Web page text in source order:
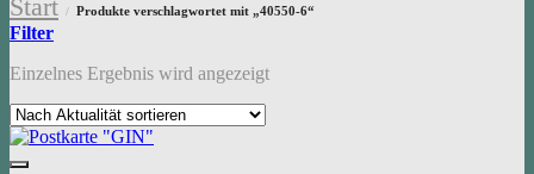
Start / Produkte verschlagwortet mit „40550-6“
Filter
Einzelnes Ergebnis wird angezeigt